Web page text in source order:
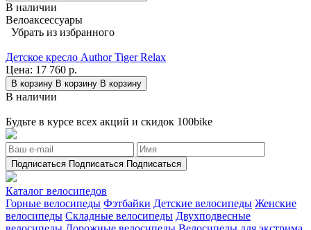
В наличии
Велоаксессуары
Убрать из избранного
Детское кресло Author Tiger Relax
Цена: 17 760 р.
В корзину В корзину В корзину
В наличии
Будьте в курсе всех акций и скидок 100bike
Подписаться Подписаться Подписаться
Каталог велосипедов
Горные велосипеды Фэтбайки Детские велосипеды Женские
велосипеды Складные велосипеды Двухподвесные